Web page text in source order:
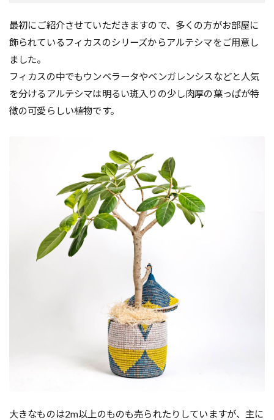
最初にご紹介させていただきますので、多くの方がお部屋に
飾られているフィカスのシリーズからアルテシマをご用意し
ました。
フィカスの中でもウンベラータやベンガレンシスなどと人気
を分けるアルテシマは明るい斑入りの少し肉厚の葉っぱが特
徴の可愛らしい植物です。
大きなものは2m以上のものも売られたりしていますが、主に